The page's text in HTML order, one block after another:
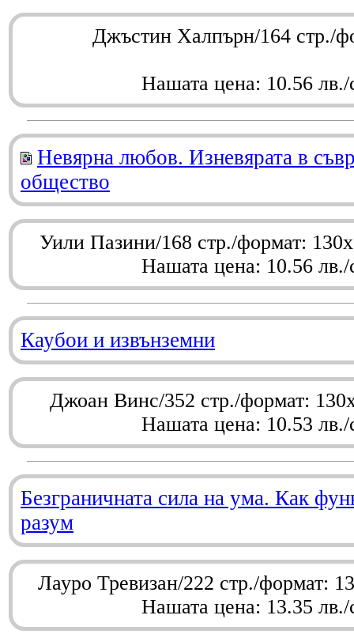
Джъстин Халпърн/164 стр./
Нашата цена: 10.56 лв./
Невярна любов. Изневярата в
общество
Уили Пазини/168 стр./формат:
Нашата цена: 10.56 лв./
Каубои и извънземни
Джоан Винс/352 стр./формат:
Нашата цена: 10.53 лв./
Безграничната сила на ума. Как
разум
Лауро Тревизан/222 стр./формат:
Нашата цена: 13.35 лв./